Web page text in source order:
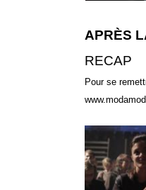
APRÈS
RECAP
Pour se
18